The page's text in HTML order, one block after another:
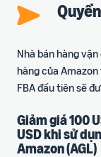
Nhà bán hàng
hàng của
FBA đầu tiên sẽ
Giảm giá 100
USD khi sử
Amazon (AGL)